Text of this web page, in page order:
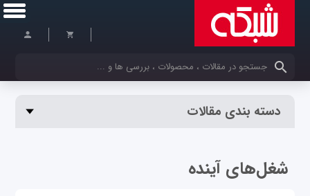
کلمات کلیدی خود را وارد کنید
دسته بندی مقالات
شغل‌های آینده